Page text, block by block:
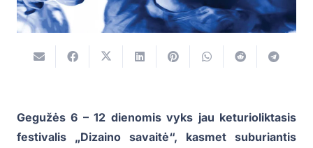
Gegužės 6 – 12 dienomis vyks jau keturioliktasis
festivalis „Dizaino savaitė“, kasmet suburiantis